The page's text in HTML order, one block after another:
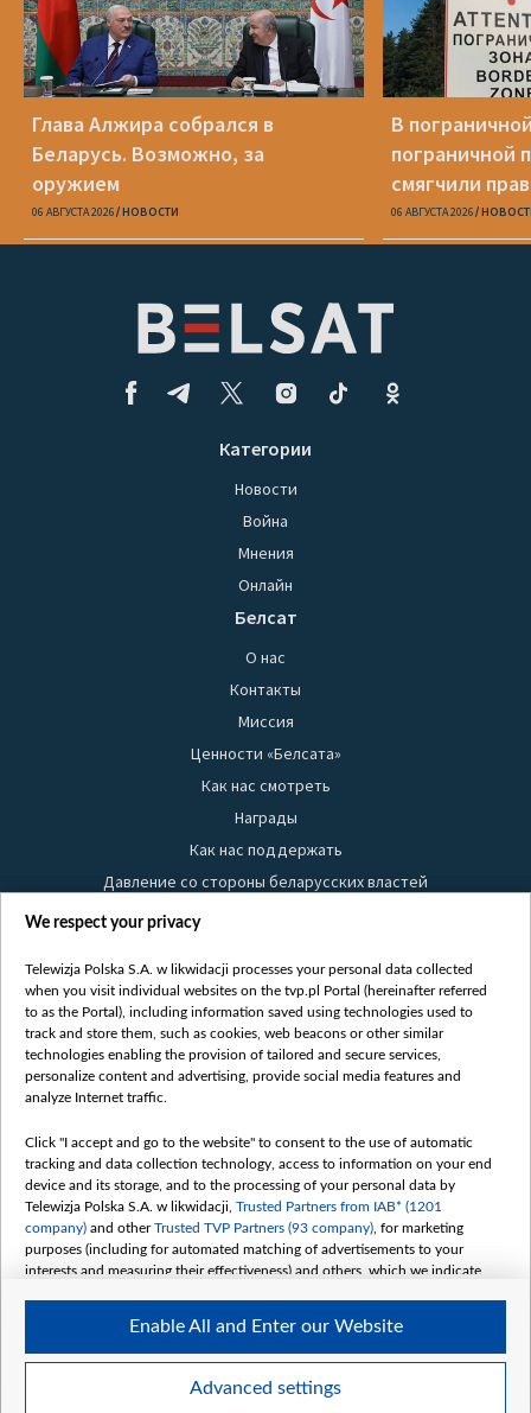
Глава Алжира собрался в
Беларусь. Возможно, за
оружием
06 АВГУСТА 2026 НОВОСТИ
В
пограничной
смягчили
06 АВГУСТА 2026
Категории
Новости
Война
Мнения
Онлайн
Белсат
О нас
Контакты
Миссия
Ценности «Белсата»
Как нас смотреть
Награды
Как нас поддержать
Давление со стороны беларусских властей
Правила использования материалов
Безопасность
Youtube
Белсат news
Белсат Life
Belsat English
Biełsat PL
Белсат Now
Белсат Shorts
Белсат History
Белсат Music
Белсат Doc
My consents
We respect your privacy
Telewizja Polska S.A. w likwidacji processes your personal data collected
when you visit individual websites on the tvp.pl Portal (hereinafter referred
to as the Portal), including information saved using technologies used to
track and store them, such as cookies, web beacons or other similar
technologies enabling the provision of tailored and secure services,
personalize content and advertising, provide social media features and
analyze Internet traffic.
Click "I accept and go to the website" to consent to the use of automatic
tracking and data collection technology, access to information on your end
device and its storage, and to the processing of your personal data by
Telewizja Polska S.A. w likwidacji, Trusted Partners from IAB* (1201
company) and otherTrusted TVP Partners (93 company) , for marketing
purposes (including for automated matching of advertisements to your
interests and measuring their effectiveness) and others, which we indicate
The purposes of processing your data by TVP S.A. w likwidacji are as
follows:
Use limited data to select advertising
Advanced settings
Enable All and Enter our Website